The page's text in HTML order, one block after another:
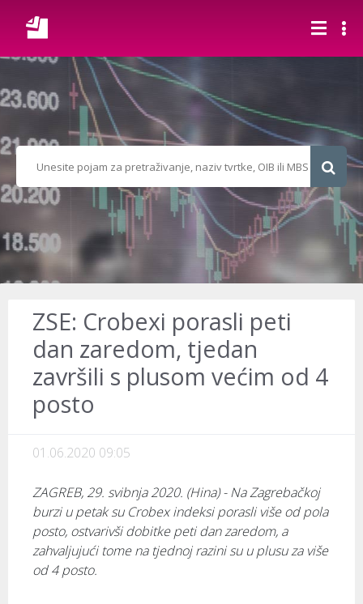
ZSE: Crobexi porasli peti
dan zaredom, tjedan
završili s plusom većim od 4
posto
01.06.2020 09:05
ZAGREB, 29. svibnja 2020. (Hina) - Na Zagrebačkoj
burzi u petak su Crobex indeksi porasli više od pola
posto, ostvarivši dobitke peti dan zaredom, a
zahvaljujući tome na tjednoj razini su u plusu za više
od 4 posto.